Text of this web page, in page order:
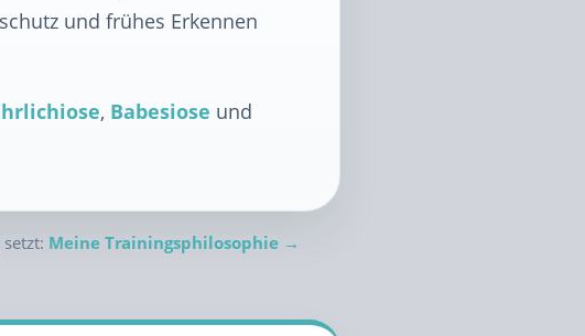
und frühes Erkennen
, Babesiose und
Meine Trainingsphilosophie →